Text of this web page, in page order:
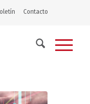
Contacto